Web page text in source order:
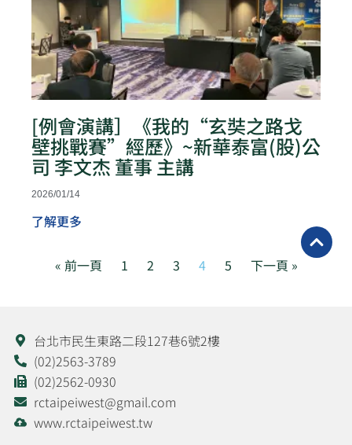
[例會演講］《我的“玄奘之路戈
壁挑戰賽”經歷》~新華泰富(股)公
司 李文杰 董事 主講
2026/01/14
了解更多
« 前一頁 1 2 3 4 5 下一頁 »
台北市民生東路二段127巷6號2樓
(02)2563-3789
(02)2562-0930
rctaipeiwest@gmail.com
www.rctaipeiwest.tw